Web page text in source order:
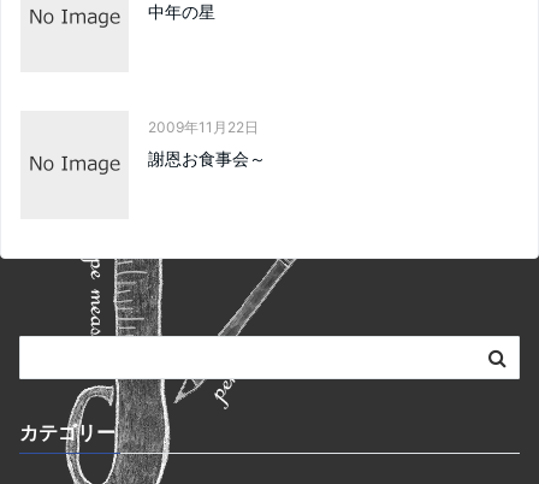
中年の星
2009年11月22日
謝恩お食事会～
カテゴリー